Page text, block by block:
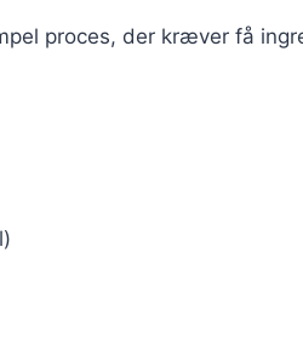
proces, der kræver få